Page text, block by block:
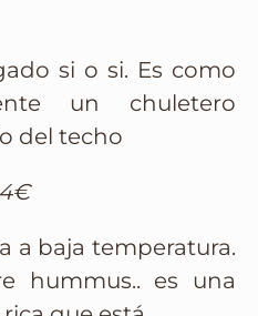
si o si. Es como
un chuletero
del techo
a baja temperatura.
hummus.. es una